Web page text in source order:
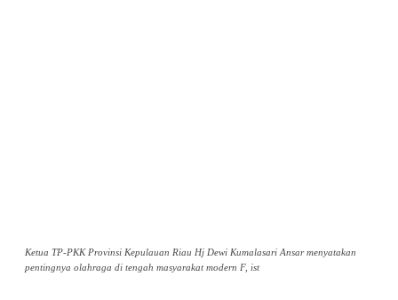
Ketua TP-PKK Provinsi Kepulauan Riau Hj Dewi Kumalasari Ansar menyatakan
pentingnya olahraga di tengah masyarakat modern F, ist